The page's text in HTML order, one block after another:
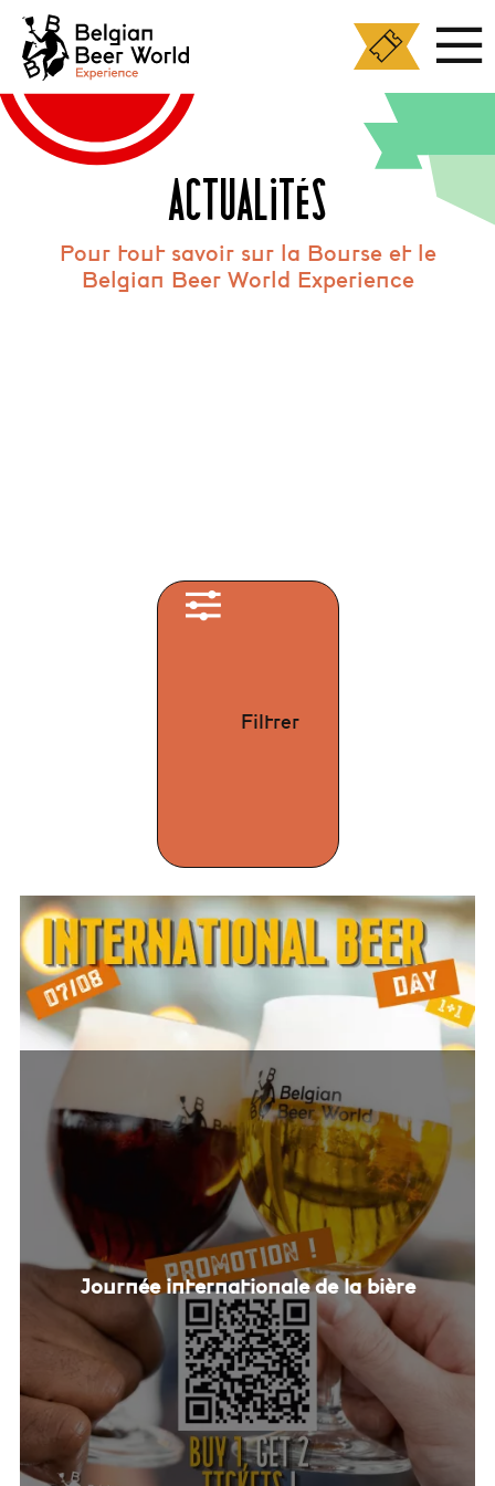
ACTUALITÉS
Pour tout savoir sur la Bourse et le
Belgian Beer World Experience
Filtrer
Journée internationale de la bière